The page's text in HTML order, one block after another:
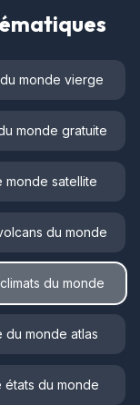
monde vierge
monde gratuite
monde satellite
du monde
du monde
du monde atlas
états du monde